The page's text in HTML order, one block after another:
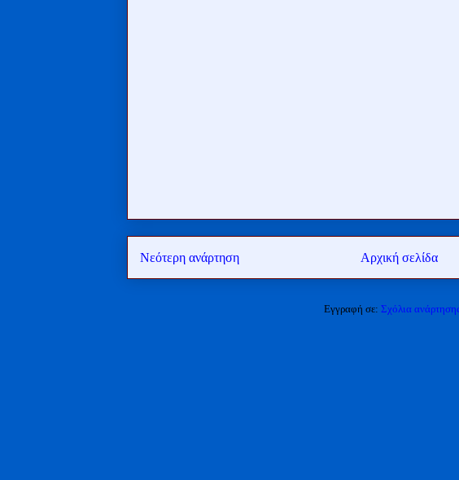
Νεότερη ανάρτηση Αρχική σελίδα
Εγγραφή σε: Σχόλια